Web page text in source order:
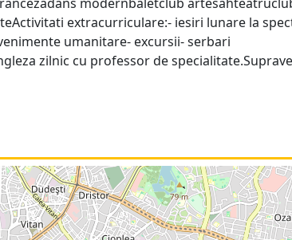
extracurriculare:- iesiri lunare la
umanitare- excursii- serbari
zilnic cu professor de